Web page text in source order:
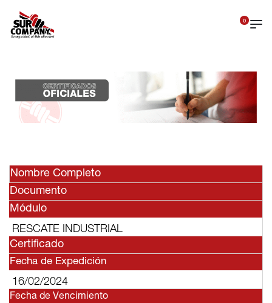
0
Nombre Completo
Documento
Módulo
RESCATE INDUSTRIAL
Certificado
Fecha de Expedición
16/02/2024
Fecha de Vencimiento